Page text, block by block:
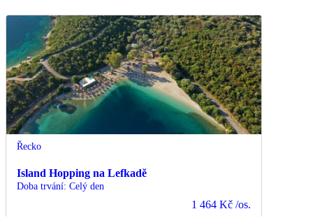
Řecko
Island Hopping na Lefkadě
Doba trvání: Celý den
1 464 Kč /os.